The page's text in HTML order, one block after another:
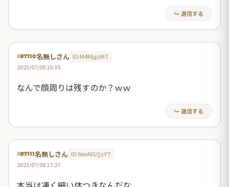
↳ 返信する
#87110名無しさん ID:M4MjgzMT
2023/07/08 16:35
なんで顔周りは残すのか？ｗｗ
↳ 返信する
#87111名無しさん ID:NmNGQzYT
2023/07/08 17:27